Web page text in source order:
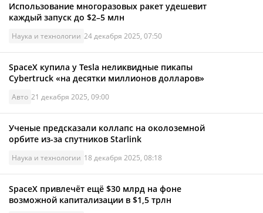
Использование многоразовых ракет удешевит
каждый запуск до $2–5 млн
Наука и технологии 24 декабря 2025, 07:50
SpaceX купила у Tesla неликвидные пикапы
Cybertruck «на десятки миллионов долларов»
Авто 21 декабря 2025, 09:00
Ученые предсказали коллапс на околоземной
орбите из-за спутников Starlink
Наука и технологии 18 декабря 2025, 08:18
SpaceX привлечёт ещё $30 млрд на фоне
возможной капитализации в $1,5 трлн